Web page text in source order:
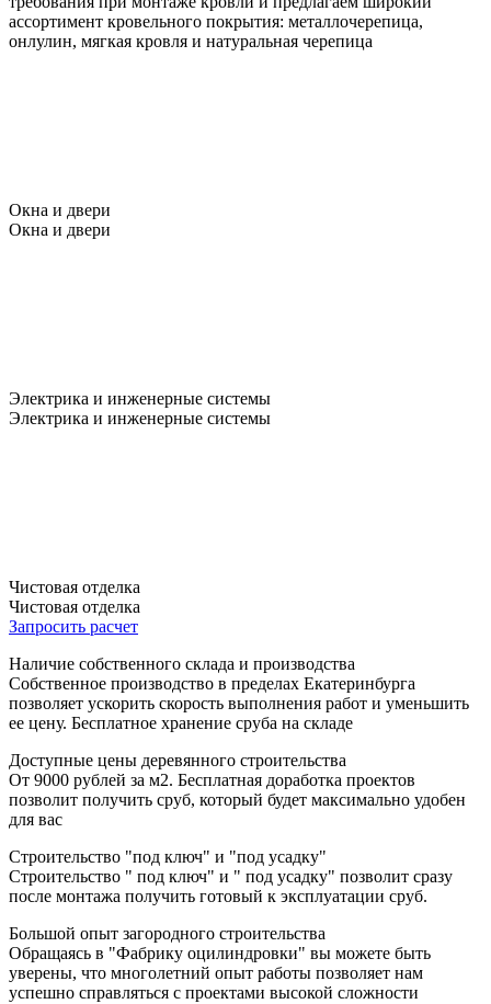
ассортимент кровельного покрытия: металлочерепица,
онлулин, мягкая кровля и натуральная черепица
Окна и двери
Окна и двери
Электрика и инженерные системы
Электрика и инженерные системы
Чистовая отделка
Чистовая отделка
Запросить расчет
Наличие собственного склада и производства
Собственное производство в пределах Екатеринбурга
позволяет ускорить скорость выполнения работ и уменьшить
ее цену. Бесплатное хранение сруба на складе
Доступные цены деревянного строительства
От 9000 рублей за м2. Бесплатная доработка проектов
позволит получить сруб, который будет максимально удобен
для вас
Строительство "под ключ" и "под усадку"
Строительство " под ключ" и " под усадку" позволит сразу
после монтажа получить готовый к эксплуатации сруб.
Большой опыт загородного строительства
Обращаясь в "Фабрику оцилиндровки" вы можете быть
уверены, что многолетний опыт работы позволяет нам
успешно справляться с проектами высокой сложности